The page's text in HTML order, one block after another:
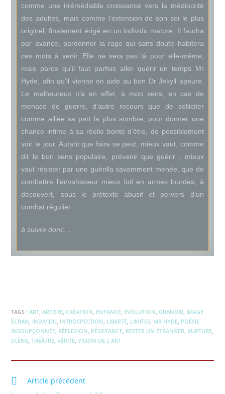
comme une irrémédiable croissance vers la médiocrité
des adultes, mais comme l’extension de son soi le plus
originel, finalement érigé en un individu mature. Il faudra
par avance, pardonner la rage qui sans doute habitera
ces mots à venir. Elle ne sera pas là pour elle-même,
mais parce qu’il faut parfois aller quérir un temps Mr
Hyde, afin qu’il vienne en aide au bon Dr Jekyll apeuré.
Le malheureux n’a en effet, à mon sens, en cas de
menace de guerre, d’autre recours que de solliciter
comme alliée sa part la plus sombre, pour donner une
chance infime à sa réelle bonté d’être, de possiblement
voir le jour. Autant que faire se peut, mieux vaut, comme
dit le bon sens populaire, prévenir que guérir ; mieux
vaut résister par une guérilla savamment menée, que de
combattre l’envahisseur mieux loti en armes lourdes, à
découvert, sous le prétexte abusif et pervers d’un
combat régulier.
à suivre donc…
TAGS :ART, ARTISTE, CRÉATION, ENFANCE, ÉVOLUTION, GRANDIR, IMAGE
ÉCRAN, INDIVIDU, INTROSPECTION, LIBERTÉ, LIMITES, MR HYDE, POÉSIE
INSOUPÇONNÉE, RÉFLEXION, RÉSISTANCE, RESTER UN ÉTRANGER, RUPTURE,
SCÈNE, THÉÂTRE, VÉRITÉ, VISION DE L'ART
Article précédent